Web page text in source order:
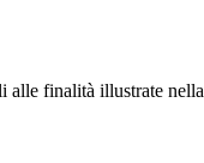
alle finalità illustrate nella